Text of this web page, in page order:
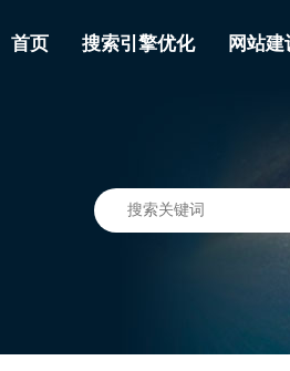
首页 搜索引擎优化 网站建